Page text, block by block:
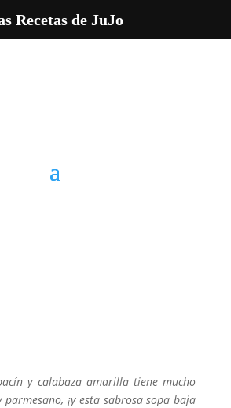
y calabaza amarilla tiene mucho
¡y esta sabrosa sopa baja
Recetas de JuJo